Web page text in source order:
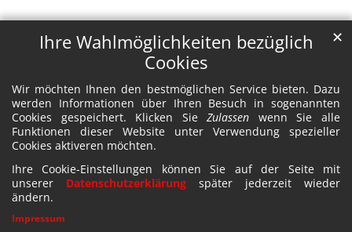
Ihre Wahlmöglichkeiten bezüglich
Cookies
Wir möchten Ihnen den bestmöglichen Service bieten. Dazu
werden Informationen über Ihren Besuch in sogenannten
Cookies gespeichert. Klicken SieZulassen wenn Sie alle
Funktionen dieser Website unter Verwendung spezieller
Cookies aktiveren möchten.
Ihre Cookie-Einstellungen können Sie auf der Seite mit
unserer Datenschutzerklärung später jederzeit wieder
ändern.
✕
Impressum